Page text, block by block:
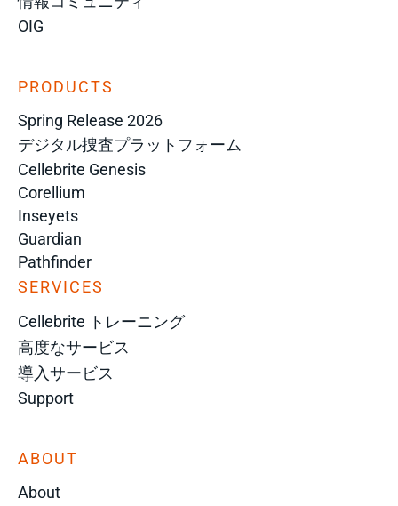
OIG
PRODUCTS
Spring Release 2026
デジタル捜査プラットフォーム
Cellebrite Genesis
Corellium
Inseyets
Guardian
Pathfinder
SERVICES
Cellebrite トレーニング
高度なサービス
導入サービス
Support
ABOUT
About